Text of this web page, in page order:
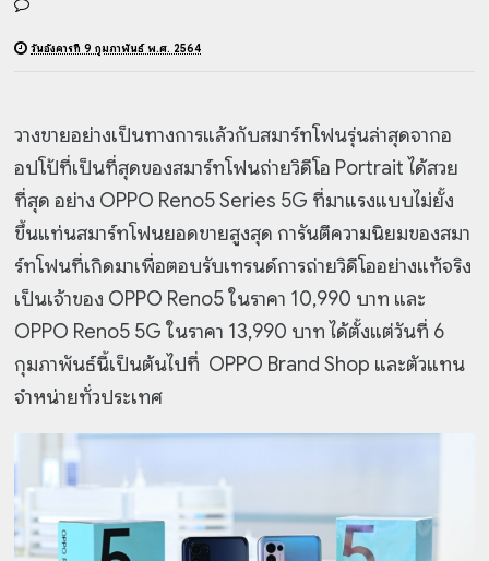
วันอังคารที่ 9 กุมภาพันธ์ พ.ศ. 2564
วางขายอย่างเป็นทางการแล้วกับสมาร์ทโฟนรุ่นล่าสุดจากอ
อปโป้ที่เป็นที่สุดของสมาร์ทโฟนถ่ายวิดีโอ Portrait ได้สวย
ที่สุด อย่าง OPPO Reno5 Series 5G ที่มาแรงแบบไม่ยั้ง
ขึ้นแท่นสมาร์ทโฟนยอดขายสูงสุด การันตีความนิยมของสมา
ร์ทโฟนที่เกิดมาเพื่อตอบรับเทรนด์การถ่ายวิดีโออย่างแท้จริง
เป็นเจ้าของ OPPO Reno5 ในราคา 10,990 บาท และ
OPPO Reno5 5G ในราคา 13,990 บาท ได้ตั้งแต่วันที่ 6
กุมภาพันธ์นี้เป็นต้นไปที่ OPPO Brand Shop และตัวแทน
จำหน่ายทั่วประเทศ